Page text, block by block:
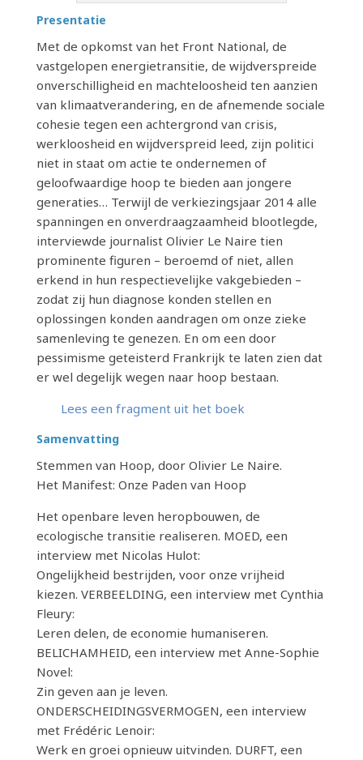
Presentatie
Met de opkomst van het Front National, de
vastgelopen energietransitie, de wijdverspreide
onverschilligheid en machteloosheid ten aanzien
van klimaatverandering, en de afnemende sociale
cohesie tegen een achtergrond van crisis,
werkloosheid en wijdverspreid leed, zijn politici
niet in staat om actie te ondernemen of
geloofwaardige hoop te bieden aan jongere
generaties… Terwijl de verkiezingsjaar 2014 alle
spanningen en onverdraagzaamheid blootlegde,
interviewde journalist Olivier Le Naire tien
prominente figuren – beroemd of niet, allen
erkend in hun respectievelijke vakgebieden –
zodat zij hun diagnose konden stellen en
oplossingen konden aandragen om onze zieke
samenleving te genezen. En om een ​​door
pessimisme geteisterd Frankrijk te laten zien dat
er wel degelijk wegen naar hoop bestaan.
Lees een fragment uit het boek
Samenvatting
Stemmen van Hoop, door Olivier Le Naire.
Het Manifest: Onze Paden van Hoop
Het openbare leven heropbouwen, de
ecologische transitie realiseren. MOED, een
interview met Nicolas Hulot:
Ongelijkheid bestrijden, voor onze vrijheid
kiezen. VERBEELDING, een interview met Cynthia
Fleury:
Leren delen, de economie humaniseren.
BELICHAMHEID, een interview met Anne-Sophie
Novel:
Zin geven aan je leven.
ONDERSCHEIDINGSVERMOGEN, een interview
met Frédéric Lenoir:
Werk en groei opnieuw uitvinden. DURFT, een